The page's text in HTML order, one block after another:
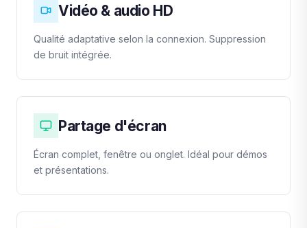
Vidéo & audio HD
Qualité adaptative selon la connexion. Suppression
de bruit intégrée.
Partage d'écran
Écran complet, fenêtre ou onglet. Idéal pour démos
et présentations.